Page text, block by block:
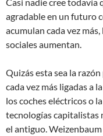
agradable en un futuro
acumulan cada vez
sociales aumentan.
Quizás esta sea la
cada vez más ligadas a
los coches eléctricos o
tecnologías capitalistas
el antiguo.